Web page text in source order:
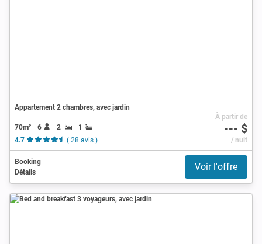
Appartement 2 chambres, avec jardin
70m² 6 2
1
4.7
( 28 avis )
À partir de
--- $
/ nuit
Booking
Détails
Voir l'offre